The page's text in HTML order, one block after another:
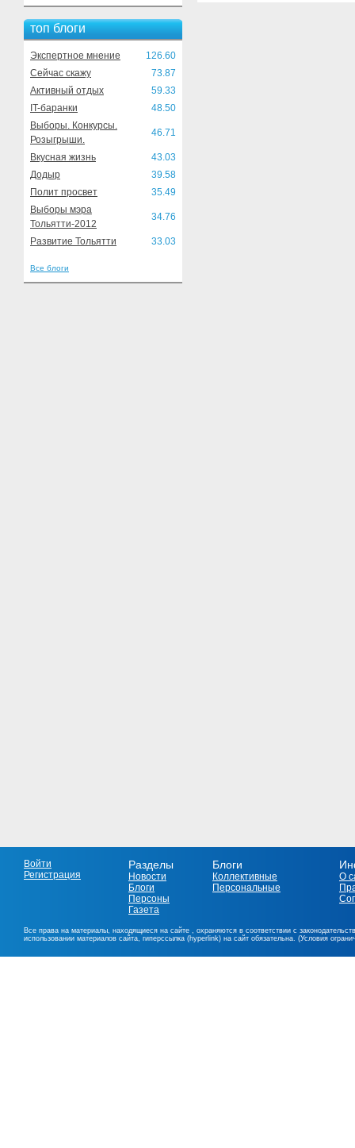
топ блоги
Экспертное мнение
126.60
Сейчас скажу
73.87
Активный отдых
59.33
IT-баранки
48.50
Выборы. Конкурсы.
Розыгрыши.
46.71
Вкусная жизнь
43.03
Додыр
39.58
Полит просвет
35.49
Выборы мэра
Тольятти-2012
34.76
Развитие Тольятти 33.03
Все блоги
Войти
Регистрация
Разделы
Новости
Блоги
Персоны
Газета
Блоги
Коллективные
Персональные
О
Все права на материалы, находящиеся на сайте , охраняются в соответствии с
использовании материалов сайта, гиперссылка (hyperlink) на сайт обязательна. (Условия